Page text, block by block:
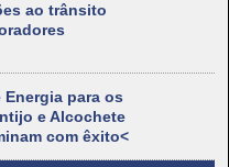
ao trânsito
Energia para os
e Alcochete
com êxito<